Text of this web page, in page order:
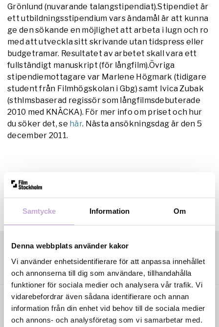
Samtycke Information Om
Denna webbplats använder kakor
Vi använder enhetsidentifierare för att anpassa innehållet
och annonserna till dig som användare, tillhandahålla
funktioner för sociala medier och analysera vår trafik. Vi
vidarebefordrar även sådana identifierare och annan
information från din enhet vid behov till de sociala medier
och annons- och analysföretag som vi samarbetar med.
Grönlund (nuvarande talangstipendiat).Stipendiet är
ett utbildningsstipendium vars ändamål är att kunna
ge den sökande en möjlighet att arbeta i lugn och ro
med att utveckla sitt skrivande utan tidspress eller
budgetramar. Resultatet av arbetet skall vara ett
fullständigt manuskript (för långfilm).Övriga
stipendiemottagare var Marlene Högmark (tidigare
student från Filmhögskolan i Gbg) samt Ivica Zubak
(sthlmsbaserad regissör som långfilmsdebuterade
2010 med KNÄCKA). För mer info om priset och hur
du söker det, se här. Nästa ansökningsdag är den 5
december 2011.